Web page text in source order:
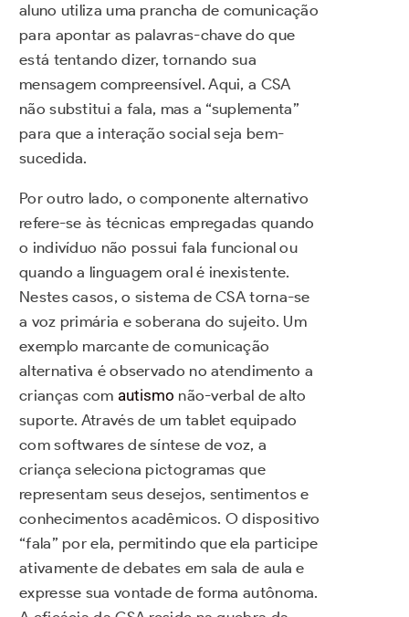
aluno utiliza uma prancha de comunicação
para apontar as palavras-chave do que
está tentando dizer, tornando sua
mensagem compreensível. Aqui, a CSA
não substitui a fala, mas a “suplementa”
para que a interação social seja bem-
sucedida.
Por outro lado, o componente alternativo
refere-se às técnicas empregadas quando
o indivíduo não possui fala funcional ou
quando a linguagem oral é inexistente.
Nestes casos, o sistema de CSA torna-se
a voz primária e soberana do sujeito. Um
exemplo marcante de comunicação
alternativa é observado no atendimento a
crianças com autismo não-verbal de alto
suporte. Através de um tablet equipado
com softwares de síntese de voz, a
criança seleciona pictogramas que
representam seus desejos, sentimentos e
conhecimentos acadêmicos. O dispositivo
“fala” por ela, permitindo que ela participe
ativamente de debates em sala de aula e
expresse sua vontade de forma autônoma.